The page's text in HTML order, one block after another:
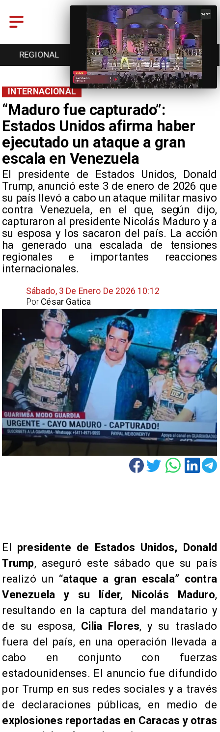
ENTRETENCIÓN DEPORTES CULTURA
“Maduro fue capturado”:
Estados Unidos afirma haber
ejecutado un ataque a gran
escala en Venezuela
​El presidente de Estados Unidos, Donald
Trump, anunció este 3 de enero de 2026 que
su país llevó a cabo un ataque militar masivo
contra Venezuela, en el que, según dijo,
capturaron al presidente Nicolás Maduro y a
su esposa y los sacaron del país. La acción
ha generado una escalada de tensiones
regionales e importantes reacciones
internacionales.
INTERNACIONAL
Sábado, 3 De Enero De 2026 10:12
César Gatica
Por
​El presidente de Estados Unidos, Donald
Trump, aseguró este sábado que su país
realizó un “ataque a gran escala” contra
Venezuela y su líder, Nicolás Maduro,
resultando en la captura del mandatario y
de su esposa, Cilia Flores, y su traslado
fuera del país, en una operación llevada a
cabo en conjunto con fuerzas
estadounidenses. El anuncio fue difundido
por Trump en sus redes sociales y a través
de declaraciones públicas, en medio de
explosiones reportadas en Caracas y otras